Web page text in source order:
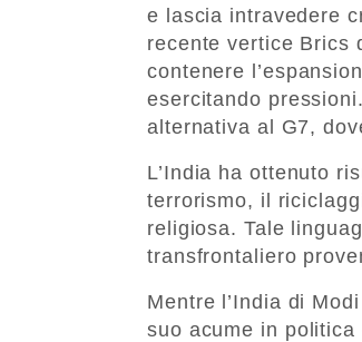
e lascia intravedere
recente vertice Brics
contenere
esercitando
alternativa al G7,
L’India ha ottenuto
terrorismo, il
religiosa. Tale
transfrontaliero
Mentre l’India di
suo acume in politica